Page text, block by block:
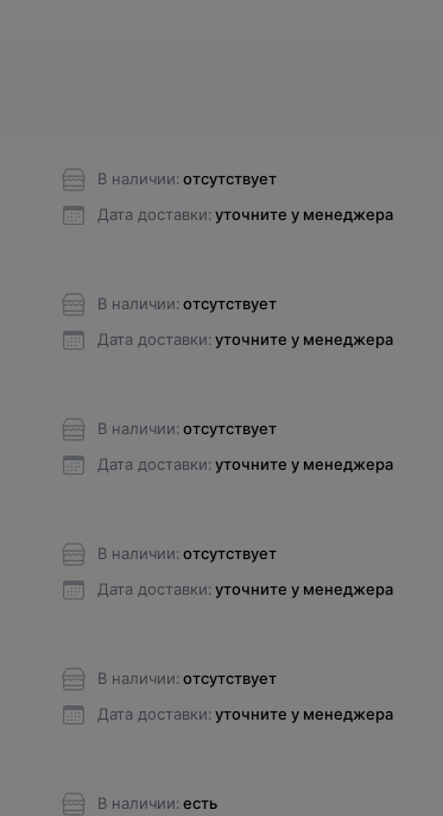
В наличии: отсутствует
Дата доставки: уточните у менеджера
В наличии: отсутствует
Дата доставки: уточните у менеджера
В наличии: отсутствует
Дата доставки: уточните у менеджера
В наличии: отсутствует
Дата доставки: уточните у менеджера
В наличии: отсутствует
Дата доставки: уточните у менеджера
В наличии: есть